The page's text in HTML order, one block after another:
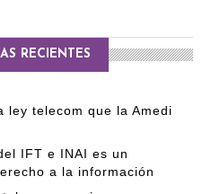
RECIENTES
ley telecom que la Amedi
IFT e INAI es un
a la información